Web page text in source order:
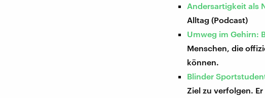
Andersartigkeit als
Alltag (Podcast)
Umweg im Gehirn:
Menschen, die
können.
Blinder
Ziel zu verfolgen.